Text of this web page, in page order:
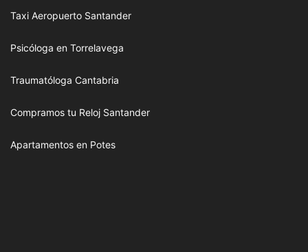
Taxi Aeropuerto Santander
Psicóloga en Torrelavega
Traumatóloga Cantabria
Compramos tu Reloj Santander
Apartamentos en Potes